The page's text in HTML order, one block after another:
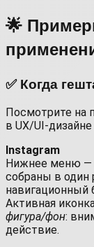
🌟
✅ Когда
Посмотрите на
в UX/UI-
Instagram
Нижнее меню —
собраны в один
навигационный
Активная
фигура/фон:
действие.